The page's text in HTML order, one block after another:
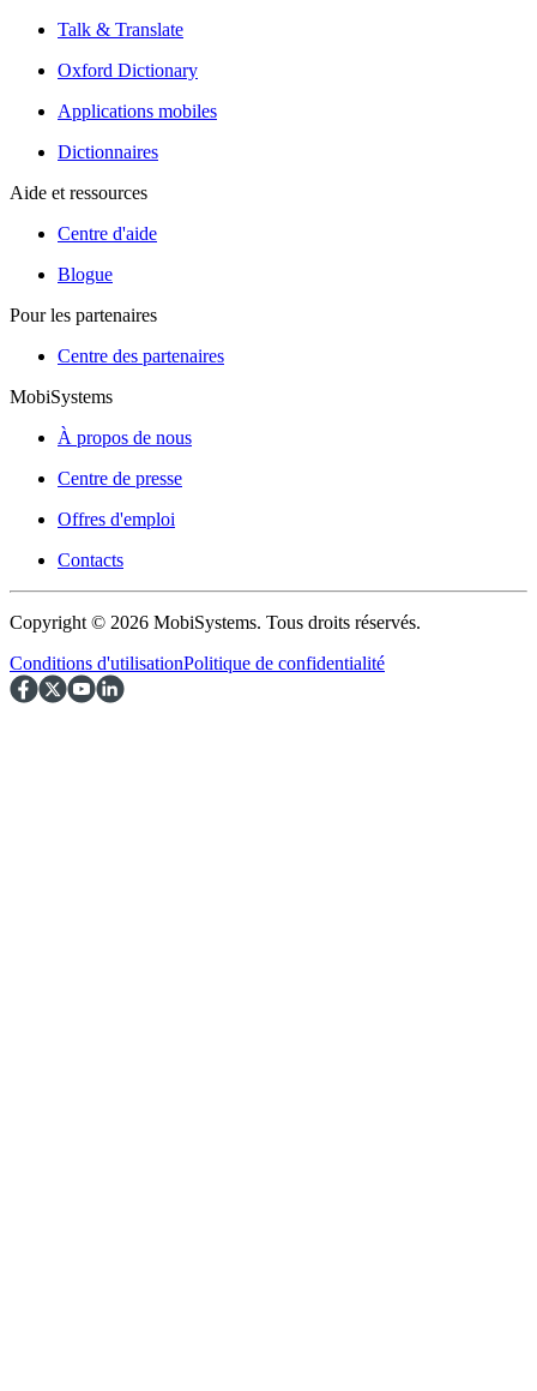
Talk & Translate
Oxford Dictionary
Applications mobiles
Dictionnaires
Aide et ressources
Centre d'aide
Blogue
Pour les partenaires
Centre des partenaires
MobiSystems
À propos de nous
Centre de presse
Offres d'emploi
Contacts
Copyright © 2026 MobiSystems. Tous droits réservés.
Conditions d'utilisationPolitique de confidentialité